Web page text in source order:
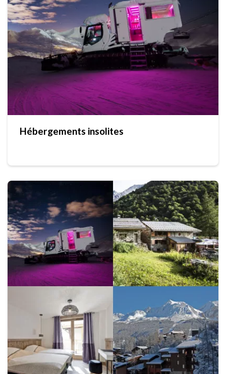
Hébergements insolites